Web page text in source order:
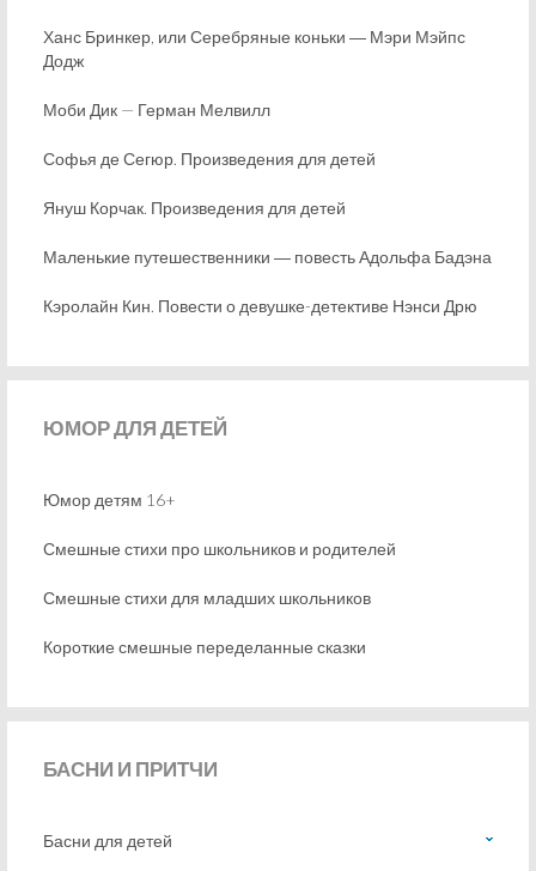
Ханс Бринкер, или Серебряные коньки ― Мэри Мэйпс
Додж
Моби Дик — Герман Мелвилл
Софья де Сегюр. Произведения для детей
Януш Корчак. Произведения для детей
Маленькие путешественники ― повесть Адольфа Бадэна
Кэролайн Кин. Повести о девушке-детективе Нэнси Дрю
ЮМОРДЛЯ ДЕТЕЙ
Юмор детям 16+
Смешные стихи про школьников и родителей
Смешные стихи для младших школьников
Короткие смешные переделанные сказки
БАСНИ И ПРИТЧИ
Басни для детей